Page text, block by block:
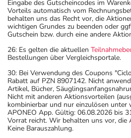
Eingabe des Gutscheincodes im
Vorteils automatisch vom
behalten uns das Recht vor, die
wichtigen Grundes zu beenden oder
Gutschein bzw. durch eine andere
26: Es gelten die aktuellen
Bestellungen über Vergleichsportale.
30: Bei Verwendung des Coupons
Rabatt auf PZN 8907142. Nicht
Artikel, Bücher,
Nicht mit anderen Aktionsvorteilen
kombinierbar und nur einzulösen
APONEO App. Gültig: 06.08.2026 bis
Vorrat reicht. Wir behalten uns vor, die
Keine Barauszahlung.